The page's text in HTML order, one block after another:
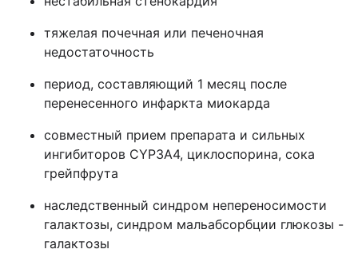
тяжелая почечная или печеночная
недостаточность
период, составляющий 1 месяц после
перенесенного инфаркта миокарда
совместный прием препарата и сильных
ингибиторов CYP3A4, циклоспорина, сока
грейпфрута
наследственный синдром непереносимости
галактозы, синдром мальабсорбции глюкозы -
галактозы